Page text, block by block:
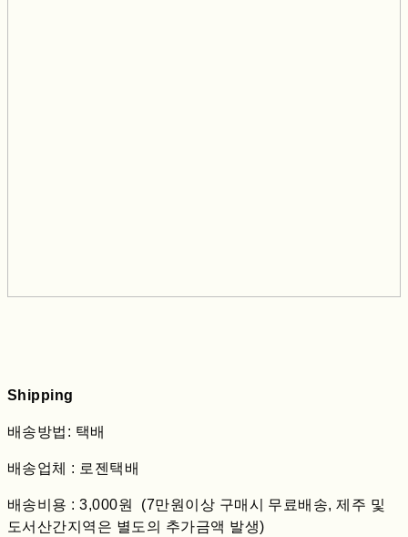
Shipping
배송방법: 택배
배송업체 : 로젠택배
배송비용 : 3,000원 (7만원이상 구매시 무료배송, 제주 및
도서산간지역은 별도의 추가금액 발생)